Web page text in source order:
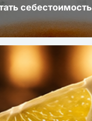
себестоимость